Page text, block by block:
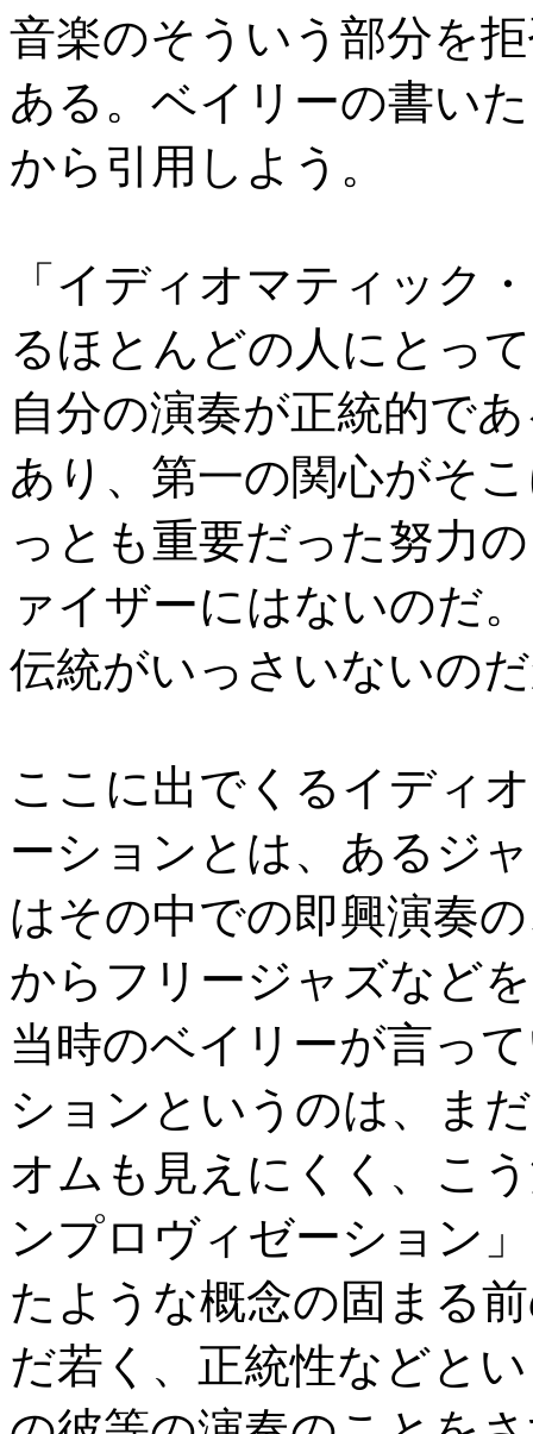
音楽のそういう部分を
ある。ベイリーの書い
から引用しよう。
「イディオマティック
るほとんどの人にとっ
自分の演奏が正統的で
あり、第一の関心がそ
っとも重要だった努力
ァイザーにはないのだ
伝統がいっさいないの
ここに出でくるイディ
ーションとは、あるジ
はその中での即興演奏
からフリージャズなど
当時のベイリーが言っ
ションというのは、ま
オムも見えにくく、こ
ンプロヴィゼーション
たような概念の固まる
だ若く、正統性などと